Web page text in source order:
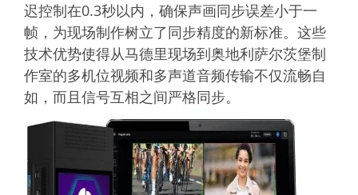
迟控制在0.3秒以内，确保声画同步误差小于一
帧，为现场制作树立了同步精度的新标准。这些
技术优势使得从马德里现场到奥地利萨尔茨堡制
作室的多机位视频和多声道音频传输不仅流畅自
如，而且信号互相之间严格同步。